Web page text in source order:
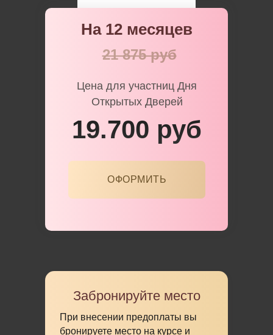
21 875 руб
19.700 руб
На 12 месяцев
Цена для участниц Дня
Открытых Дверей
ОФОРМИТЬ
При внесении предоплаты вы
бронируете место на курсе и
Забронируйте место